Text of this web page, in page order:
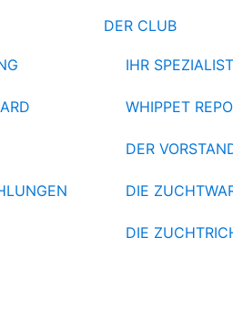
DER CLUB
IHR
WHIPPET
DER
DIE
DIE